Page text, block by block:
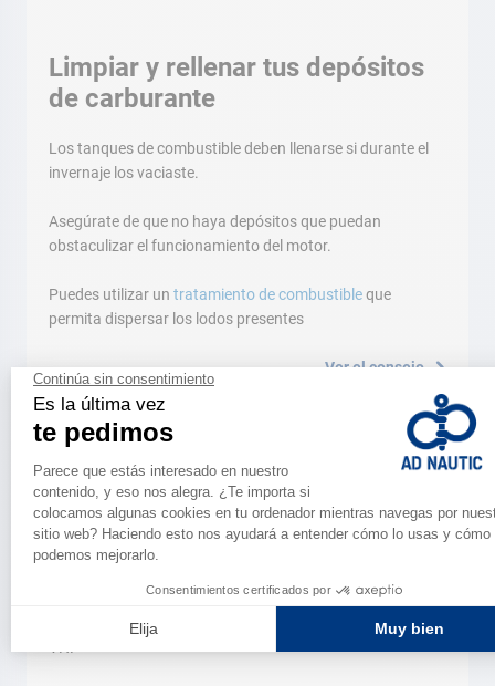
Limpiar y rellenar tus depósitos
de carburante
Los tanques de combustible deben llenarse si durante el
invernaje los vaciaste.
Asegúrate de que no haya depósitos que puedan
obstaculizar el funcionamiento del motor.
Puedes utilizar un tratamiento de combustibleque
permita dispersar los lodos presentes
Ver el consejo
Una herramienta imprescindible para la
seguridad
¿Fijos y portatiles?
La reglamentación limita la potencia de emisión de las